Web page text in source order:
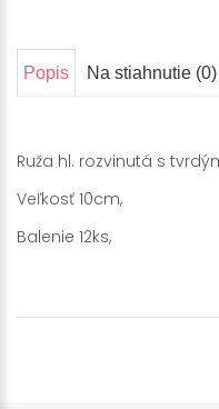
Popis Na stiahnutie (0)
Ruža hl. rozvinutá s
Veľkosť 10cm,
Balenie 12ks,